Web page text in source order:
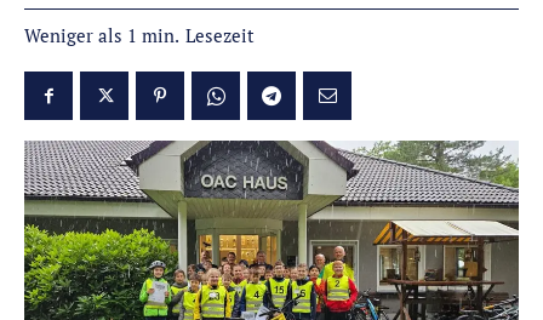
Weniger als 1 min. Lesezeit